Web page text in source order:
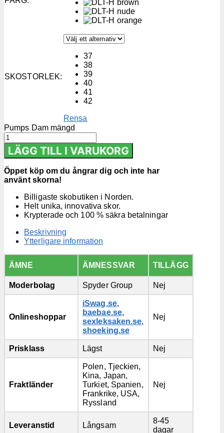
SKOSTORLEK:
37
38
39
40
41
42
Rensa
Pumps Dam mängd
LÄGG TILL I VARUKORG
Öppet köp om du ångrar dig och inte har
använt skorna!
Billigaste skobutiken i Norden.
Helt unika, innovativa skor.
Krypterade och 100 % säkra betalningar
Beskrivning
Ytterligare information
ÄMNE ÄMNESSVAR TILLÄGG
Moderbolag Spyder Group Nej
Onlineshoppar
iSwag.se,
baebae.se,
sexleksaken.se,
shoeking.se
Nej
Prisklass Lägst Nej
Fraktländer
Polen, Tjeckien,
Kina, Japan,
Turkiet, Spanien,
Frankrike, USA,
Ryssland
Nej
Leveranstid Långsam
8-45
dagar